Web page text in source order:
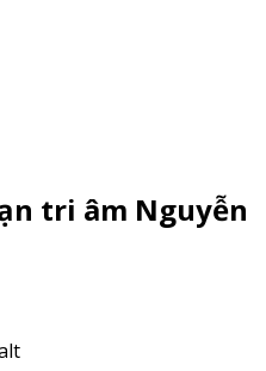
tri âm Nguyễn